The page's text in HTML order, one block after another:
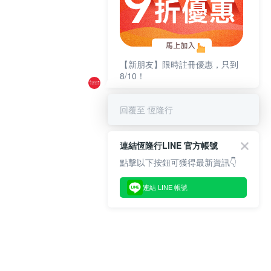
【新朋友】限時註冊優惠，只到
8/10！
回覆至 恆隆行
連結恆隆行LINE 官方帳號
點擊以下按鈕可獲得最新資訊👇
連結 LINE 帳號